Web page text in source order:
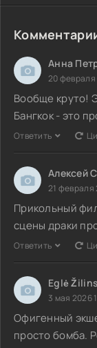
Анна
20
Вообще круто!
Бангкок - это
Ответить
Алексей
21 февраля
Прикольный
сцены драки
Ответить
Eglė
3 мая 2026
Офигенный
просто бомба.